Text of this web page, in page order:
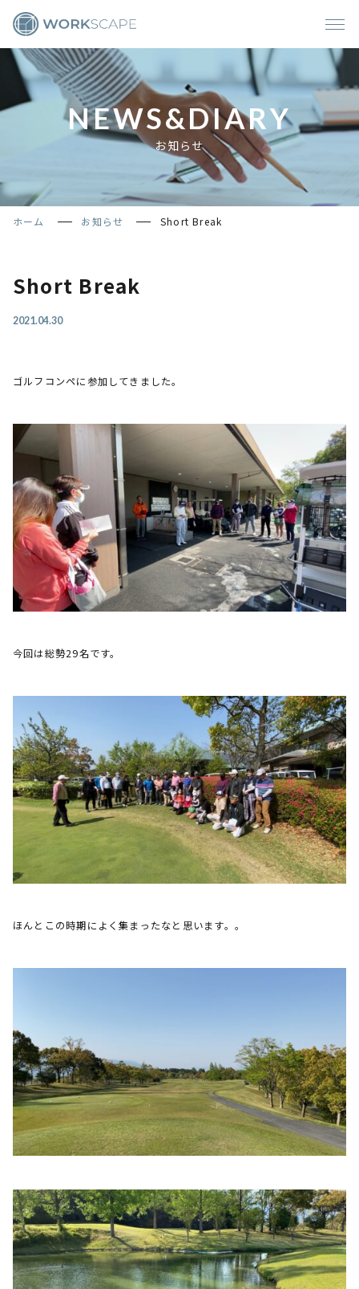
NEWS&DIARY
お知らせ
ホーム > お知らせ > Short Break
Short Break
2021.04.30
ゴルフコンペに参加してきました。
今回は総勢29名です。
ほんとこの時期によく集まったなと思います。。